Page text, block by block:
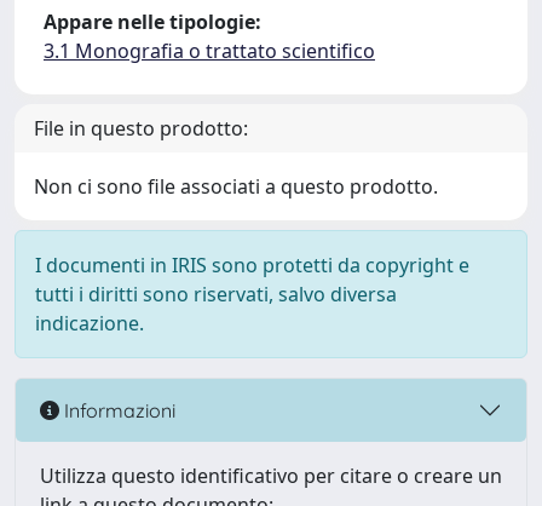
Appare nelle tipologie:
3.1 Monografia o trattato scientifico
File in questo prodotto:
Non ci sono file associati a questo prodotto.
I documenti in IRIS sono protetti da copyright e
tutti i diritti sono riservati, salvo diversa
indicazione.
Informazioni
Utilizza questo identificativo per citare o creare un